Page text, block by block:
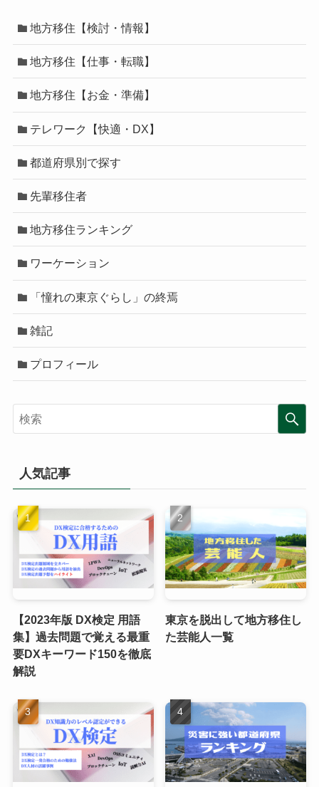
地方移住【検討・情報】
地方移住【仕事・転職】
地方移住【お金・準備】
テレワーク【快適・DX】
都道府県別で探す
先輩移住者
地方移住ランキング
ワーケーション
「憧れの東京ぐらし」の終焉
雑記
プロフィール
人気記事
【2023年版 DX検定 用語
集】過去問題で覚える最重
要DXキーワード150を徹底
解説
東京を脱出して地方移住し
た芸能人一覧